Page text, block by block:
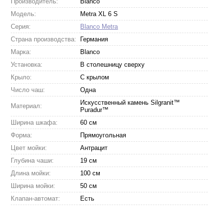
Модель:
Metra XL 6 S
Серия:
Blanco Metra
Страна производства:
Германия
Марка:
Blanco
Установка:
В столешницу сверху
Крыло:
С крылом
Число чаш:
Одна
Материал:
Искусственный камень Silgranit™
Puradur™
Ширина шкафа:
60 см
Форма:
Прямоугольная
Цвет мойки:
Антрацит
Глубина чаши:
19 см
Длина мойки:
100 см
Ширина мойки:
50 см
Клапан-автомат:
Есть